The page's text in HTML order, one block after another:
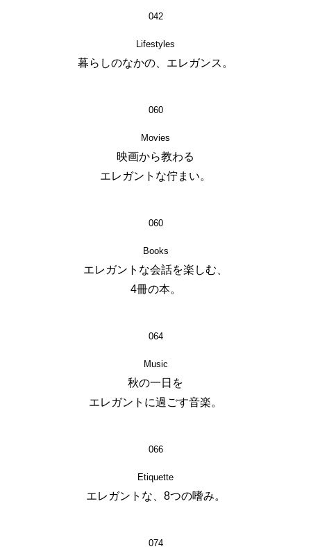
042
Lifestyles
暮らしのなかの、エレガンス。
060
Movies
映画から教わる
エレガントな佇まい。
060
Books
エレガントな会話を楽しむ、
4冊の本。
064
Music
秋の一日を
エレガントに過ごす音楽。
066
Etiquette
エレガントな、8つの嗜み。
074